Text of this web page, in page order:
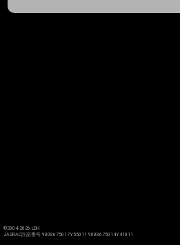
©2004-2026 LDH
JASRAC許諾番号 9008675017Y55011 9008675014Y41011